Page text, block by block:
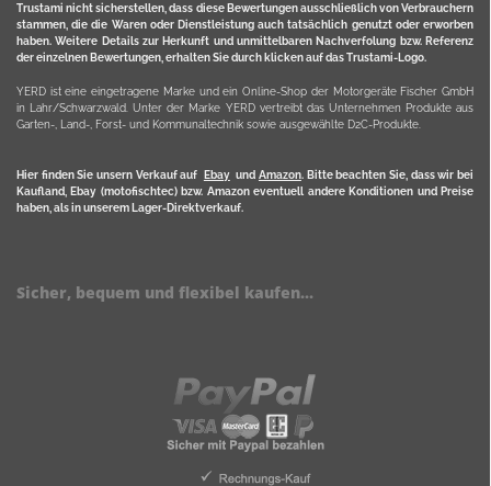
Trustami nicht sicherstellen, dass diese Bewertungen ausschließlich von Verbrauchern
stammen, die die Waren oder Dienstleistung auch tatsächlich genutzt oder erworben
haben. Weitere Details zur Herkunft und unmittelbaren Nachverfolung bzw. Referenz
der einzelnen Bewertungen, erhalten Sie durch klicken auf das Trustami-Logo.
YERD ist eine eingetragene Marke und ein Online-Shop der Motorgeräte Fischer GmbH
in Lahr/Schwarzwald. Unter der Marke YERD vertreibt das Unternehmen Produkte aus
Garten-, Land-, Forst- und Kommunaltechnik sowie ausgewählte D2C-Produkte.
Hier finden Sie unsern Verkauf auf Ebayund Amazon. Bitte beachten Sie, dass wir bei
Kaufland, Ebay (motofischtec) bzw. Amazon eventuell andere Konditionen und Preise
haben, als in unserem Lager-Direktverkauf.
Sicher, bequem und flexibel kaufen...